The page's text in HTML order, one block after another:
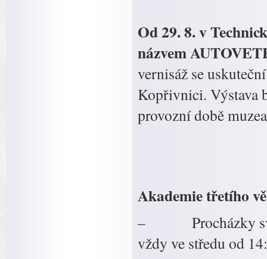
Od 29. 8. v
názvem
vernisáž se
Kopřivnici. Výstava
provozní době
Akademie třetího
– Procházky
vždy ve středu od